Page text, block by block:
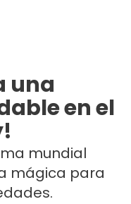
una
en el
mundial
mágica para